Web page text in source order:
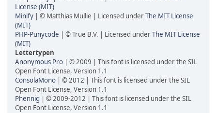
License (MIT)
Minify | © Matthias Mullie | Licensed underThe MIT License
(MIT)
PHP-Punycode | © True B.V. | Licensed underThe MIT License
(MIT)
Lettertypen
Anonymous Pro | © 2009 | This font is licensed under the SIL
Open Font License, Version 1.1
ConsolaMono | © 2012 | This font is licensed under the SIL
Open Font License, Version 1.1
Phennig | © 2009-2012 | This font is licensed under the SIL
Open Font License, Version 1.1